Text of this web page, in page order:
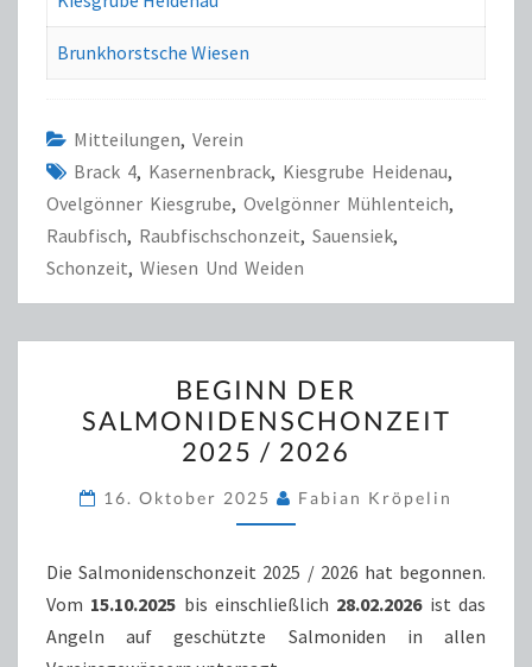
Brunkhorstsche Wiesen
Mitteilungen, Verein
Brack 4, Kasernenbrack, Kiesgrube Heidenau,
Ovelgönner Kiesgrube, Ovelgönner Mühlenteich,
Raubfisch, Raubfischschonzeit, Sauensiek,
Schonzeit, Wiesen Und Weiden
DER
SALMONIDENSCHONZEIT
2025
/
2026
BEGINN DER
SALMONIDENSCHONZEIT
2025 / 2026
16. Oktober 2025 Fabian Kröpelin
Die Salmonidenschonzeit 2025 / 2026 hat begonnen.
Vom 15.10.2025 bis einschließlich 28.02.2026ist das
Angeln auf geschützte Salmoniden in allen